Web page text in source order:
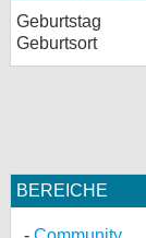
Geburtstag
Geburtsort
BEREICHE